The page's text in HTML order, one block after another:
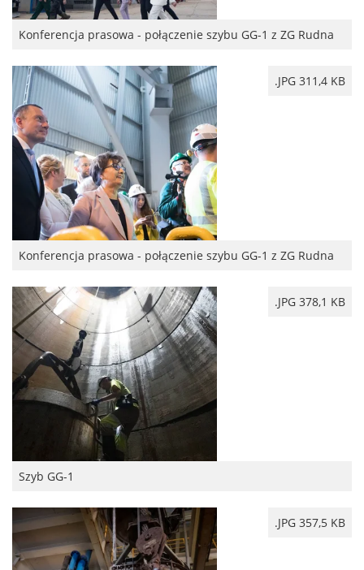
Konferencja prasowa - połączenie szybu GG-1 z ZG Rudna
.JPG 311,4 KB
Konferencja prasowa - połączenie szybu GG-1 z ZG Rudna
.JPG 378,1 KB
Szyb GG-1
.JPG 357,5 KB